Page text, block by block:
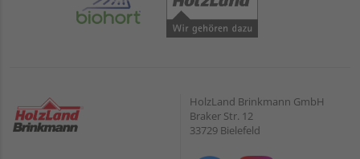
HolzLand Brinkmann GmbH
Braker Str. 12
33729 Bielefeld